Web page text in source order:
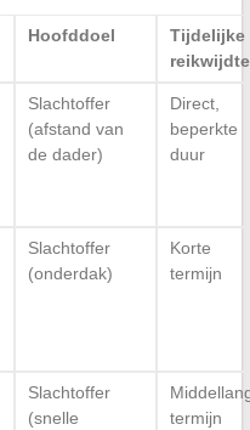
Hoofddoel
Tijdelijke
reikwijdte
Slachtoffer
(afstand van
de dader)
Direct,
beperkte
duur
Slachtoffer
(onderdak)
Korte
termijn
Slachtoffer
(snelle
termijn